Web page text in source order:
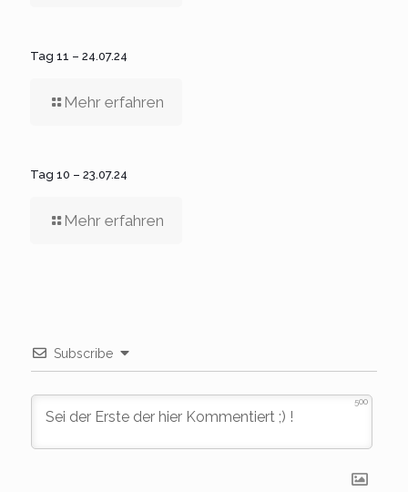
Tag 11 – 24.07.24
Mehr erfahren
Tag 10 – 23.07.24
Mehr erfahren
Subscribe
500